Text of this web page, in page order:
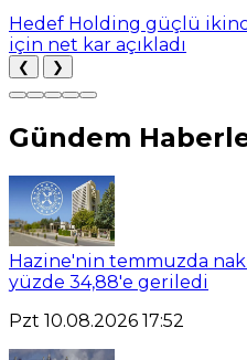
Hedef Holding güçlü
için net kar açıkladı
❮ ❯
Gündem
Hazine'nin temmuzda
yüzde 34,88'e geriledi
Pzt 10.08.2026 17:52